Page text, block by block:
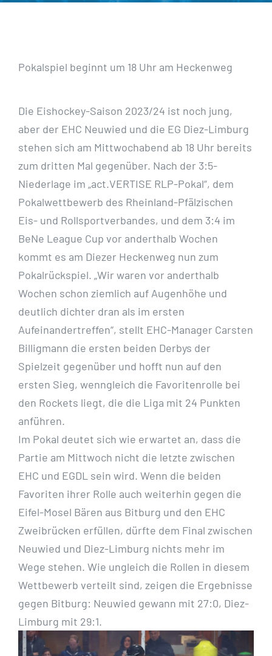
Pokalspiel beginnt um 18 Uhr am Heckenweg
Die Eishockey-Saison 2023/24 ist noch jung,
aber der EHC Neuwied und die EG Diez-Limburg
stehen sich am Mittwochabend ab 18 Uhr bereits
zum dritten Mal gegenüber. Nach der 3:5-
Niederlage im „act.VERTISE RLP-Pokal“, dem
Pokalwettbewerb des Rheinland-Pfälzischen
Eis- und Rollsportverbandes, und dem 3:4 im
BeNe League Cup vor anderthalb Wochen
kommt es am Diezer Heckenweg nun zum
Pokalrückspiel. „Wir waren vor anderthalb
Wochen schon ziemlich auf Augenhöhe und
deutlich dichter dran als im ersten
Aufeinandertreffen“, stellt EHC-Manager Carsten
Billigmann die ersten beiden Derbys der
Spielzeit gegenüber und hofft nun auf den
ersten Sieg, wenngleich die Favoritenrolle bei
den Rockets liegt, die die Liga mit 24 Punkten
anführen.
Im Pokal deutet sich wie erwartet an, dass die
Partie am Mittwoch nicht die letzte zwischen
EHC und EGDL sein wird. Wenn die beiden
Favoriten ihrer Rolle auch weiterhin gegen die
Eifel-Mosel Bären aus Bitburg und den EHC
Zweibrücken erfüllen, dürfte dem Final zwischen
Neuwied und Diez-Limburg nichts mehr im
Wege stehen. Wie ungleich die Rollen in diesem
Wettbewerb verteilt sind, zeigen die Ergebnisse
gegen Bitburg: Neuwied gewann mit 27:0, Diez-
Limburg mit 29:1.